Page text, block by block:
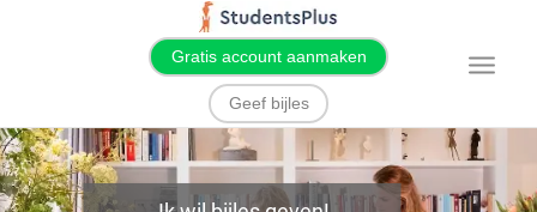
Gratis account aanmaken
Geef bijles
T
l
n
v